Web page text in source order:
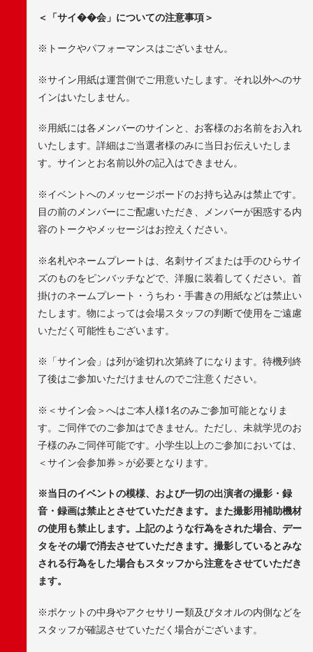
＜「サイ��会」についての注意事項＞
※トークやパフォーマンスはございません。
※サイン用紙は運営側でご用意いたします。それ以外へのサ
インはいたしません。
※用紙には各メンバーのサインと、お客様のお名前をお入れ
いたします。詳細はご当選者様のみに当日お伝えいたしま
す。サインとお名前以外の記入はできません。
※イベントへのメッセージボードのお持ち込みは禁止です。
目の前のメンバーにご配慮いただき、メンバーが困惑する内
容のトークやメッセージはお控えください。
※名札やネームプレートは、名刺サイズまたは手のひらサイ
ズのものをピンバッチなどで、洋服に装着してください。首
掛けのネームプレート・うちわ・手書きの用紙などは禁止い
たします。物によっては会場スタッフの判断で使用をご遠慮
いただく可能性もございます。
※「サイン会」は列が途切れ次第終了になります。待機列終
了後はご参加いただけませんのでご注意ください。
※＜サイン会＞へはご本人様1名のみご参加可能となりま
す。ご同伴でのご参加はできません。ただし、未就学児のお
子様のみご同伴可能です。小学生以上のご参加においては、
＜サイン会参加券＞が必要となります。
※当日のイベントの模様、および一切の出演者の撮影・録
音・録画は禁止とさせていただきます。また撮影用補助機材
の使用も禁止します。上記のような行為をされた場合、デー
タをその場で消去させていただきます。撮影しているとみな
される行為をした場合もスタッフから注意をさせていただき
ます。
※ポケットの中身やアクセサリー類及びタオルの内側などを
スタッフが確認させていただく場合がございます。